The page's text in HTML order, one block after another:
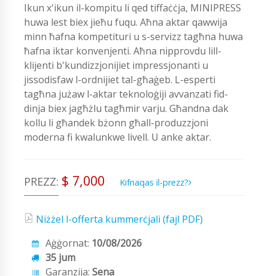
Ikun x'ikun il-kompitu li qed tiffaċċja, MINIPRESS
huwa lest biex jieħu fuqu. Aħna aktar qawwija
minn ħafna kompetituri u s-servizz tagħna huwa
ħafna iktar konvenjenti. Aħna nipprovdu lill-
klijenti b'kundizzjonijiet impressjonanti u
jissodisfaw l-ordnijiet tal-għaġeb. L-esperti
tagħna jużaw l-aktar teknoloġiji avvanzati fid-
dinja biex jagħżlu tagħmir varju. Għandna dak
kollu li għandek bżonn għall-produzzjoni
moderna fi kwalunkwe livell. U anke aktar.
PREZZ: $ 7,000 Kifnaqas il-prezz?
Niżżel l-offerta kummerċjali (fajl PDF)
Aġġornat: 10/08/2026
35 jum
Garanzija: Sena